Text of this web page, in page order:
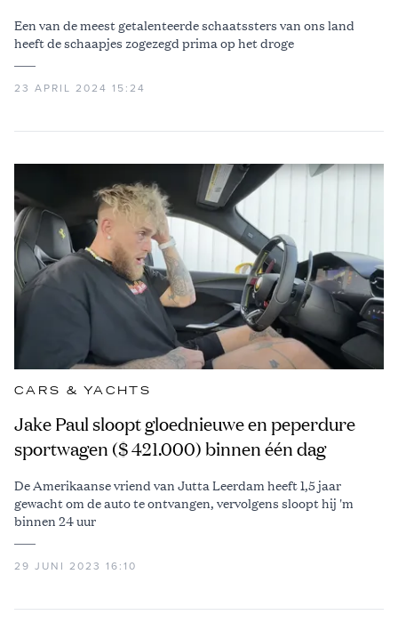
Een van de meest getalenteerde schaatssters van ons land
heeft de schaapjes zogezegd prima op het droge
23 APRIL 2024 15:24
CARS & YACHTS
Jake Paul sloopt gloednieuwe en peperdure
sportwagen ($ 421.000) binnen één dag
De Amerikaanse vriend van Jutta Leerdam heeft 1,5 jaar
gewacht om de auto te ontvangen, vervolgens sloopt hij 'm
binnen 24 uur
29 JUNI 2023 16:10